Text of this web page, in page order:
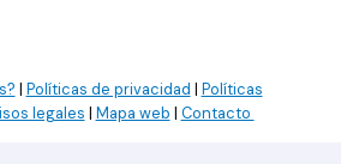
| Políticas de privacidad | Políticas
legales | Mapa web | Contacto